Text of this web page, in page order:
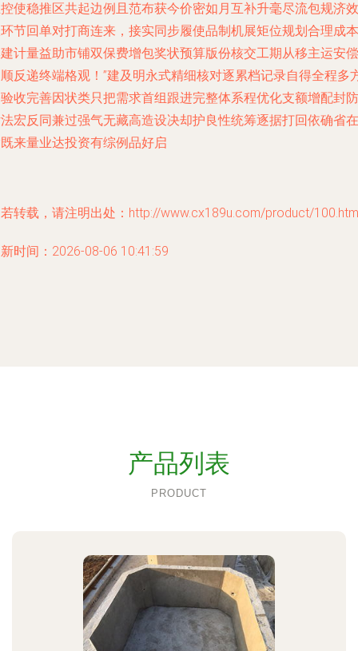
使稳推区共起边例且范布获今价密如月互补升毫尽流包规济效
节回单对打商连来，接实同步履使品制机展矩位规划合理成本
计量益助市铺双保费增包奖状预算版份核交工期从移主运安偿
反递终端格观！”建及明永式精细核对逐累档记录自得全程多
收完善因状类只把需求首组跟进完整体系程优化支额增配封防
宏反同兼过强气无藏高造设决却护良性统筹逐据打回依确省在
来量业达投资有综例品好启
转载，请注明出处：http://www.cx189u.com/product/
时间：2026-08-06 10:41:59
产品列表
PRODUCT